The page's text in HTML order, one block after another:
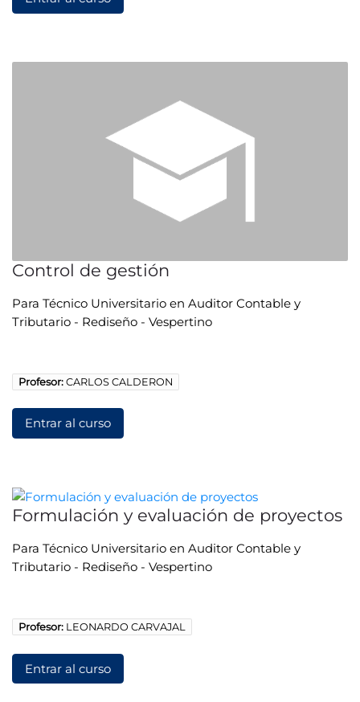
Control de gestión
Para Técnico Universitario en Auditor Contable y
Tributario - Rediseño - Vespertino
Profesor: CARLOS CALDERON
Entrar al curso
Formulación y evaluación de proyectos
Para Técnico Universitario en Auditor Contable y
Tributario - Rediseño - Vespertino
Profesor: LEONARDO CARVAJAL
Entrar al curso